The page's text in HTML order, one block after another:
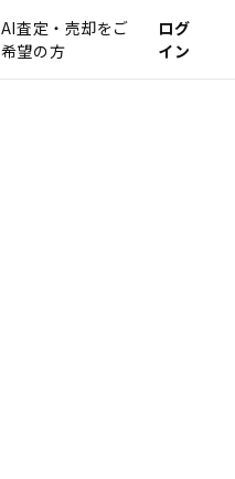
AI査定・売却をご
希望の方
ログ
イン